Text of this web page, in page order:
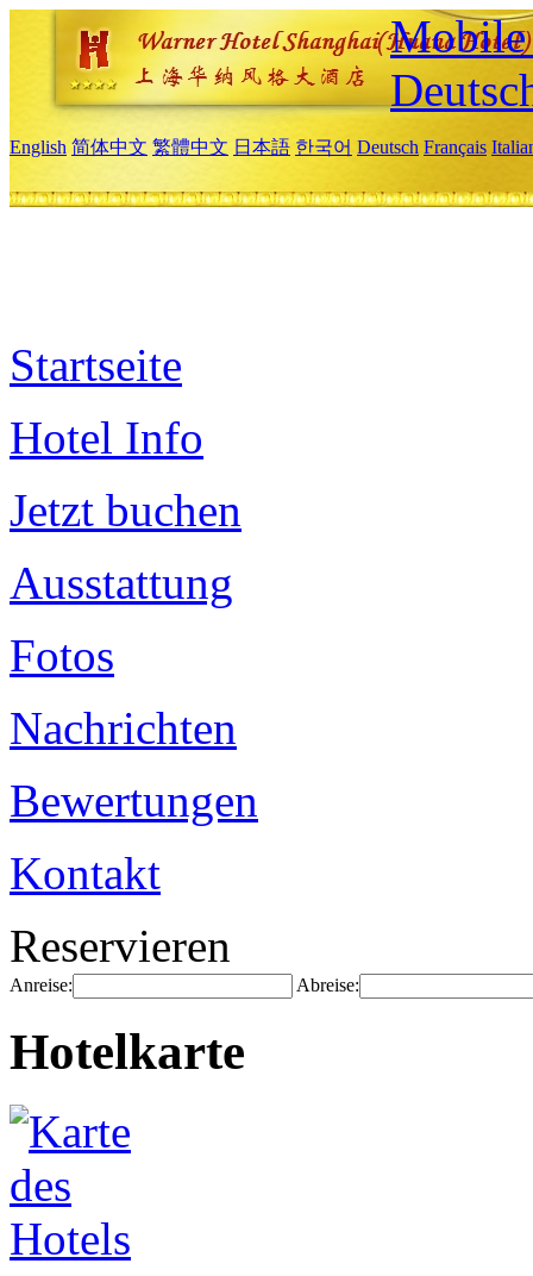
Mobile
English 简体中文 繁體中文 日本語 한국어 Deutsch Français
Startseite
Hotel Info
Jetzt buchen
Ausstattung
Fotos
Nachrichten
Bewertungen
Kontakt
Reservieren
Anreise: Abreise:
Hotelkarte